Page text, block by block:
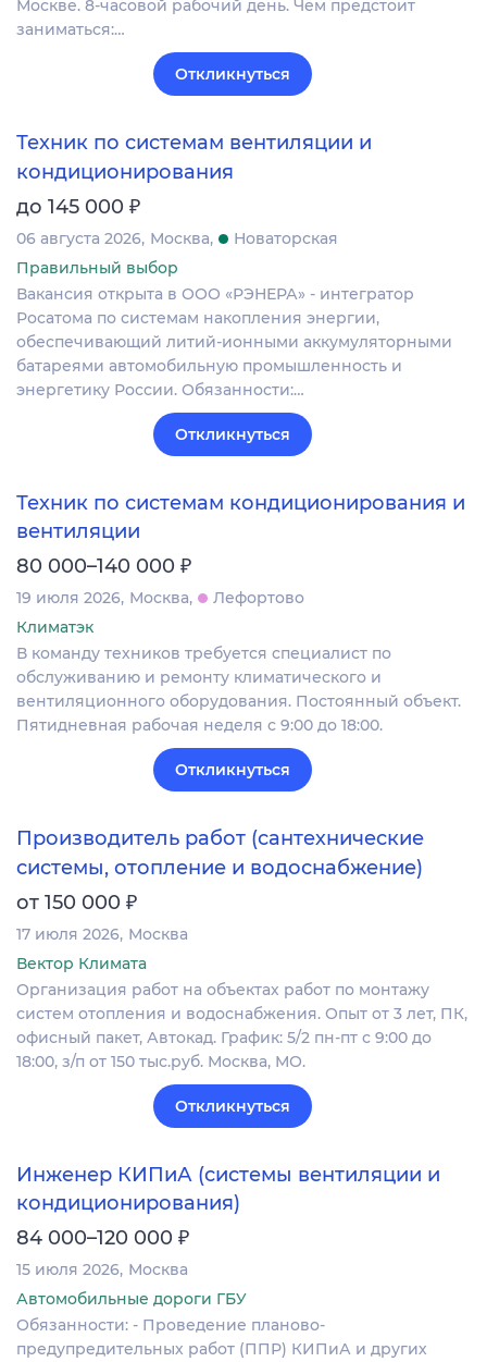
Москве. 8-часовой рабочий день. Чем предстоит
заниматься:…
Откликнуться
Техник по системам вентиляции и
кондиционирования
до 145 000 ₽
06 августа 2026 Москва
Новаторская
Правильный выбор
Вакансия открыта в ООО «РЭНЕРА» - интегратор
Росатома по системам накопления энергии,
обеспечивающий литий-ионными аккумуляторными
батареями автомобильную промышленность и
энергетику России. Обязанности:…
Откликнуться
Техник по системам кондиционирования и
вентиляции
80 000–140 000 ₽
19 июля 2026 Москва
Лефортово
Климатэк
В команду техников требуется специалист по
обслуживанию и ремонту климатического и
вентиляционного оборудования. Постоянный объект.
Пятидневная рабочая неделя с 9:00 до 18:00.
Откликнуться
Производитель работ (сантехнические
системы, отопление и водоснабжение)
от 150 000 ₽
17 июля 2026 Москва
Вектор Климата
Организация работ на объектах работ по монтажу
систем отопления и водоснабжения. Опыт от 3 лет, ПК,
офисный пакет, Автокад. График: 5/2 пн-пт с 9:00 до
18:00, з/п от 150 тыс.руб. Москва, МО.
Откликнуться
Инженер КИПиА (системы вентиляции и
кондиционирования)
84 000–120 000 ₽
15 июля 2026 Москва
Автомобильные дороги ГБУ
Обязанности: - Проведение планово-
предупредительных работ (ППР) КИПиА и других